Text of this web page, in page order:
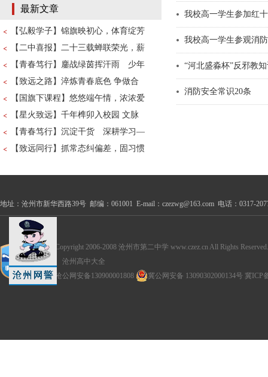
最新文章
【弘毅学子】锦旗映初心，体育绽芳
【二中喜报】二十三载蝉联荣光，薪
【青春笃行】鏖战绿茵挥汗雨 少年
【致远之路】淬炼青春底色 争做合
【国旗下课程】悠悠端午情，浓浓爱
【星火致远】千年榫卯入校园 文脉
【青春笃行】沉淀干货 深耕学习—
【致远同行】抓常态纠偏差，固习惯
我校高一学生参加红
我校高一学生参观消
“河北盛淼杯”反邪教
消防安全常识20条
地址：沧州市新华西路39号 邮编：061001 E-mail：czezwg@163.com 电话：0317-
Copyright 2006-2008 沧州市第二中学 www.czez.cn All Rights Reserved.
沧州高中大全
沧公网安备130900001808
冀公网安备 13090302000134号 冀ICP